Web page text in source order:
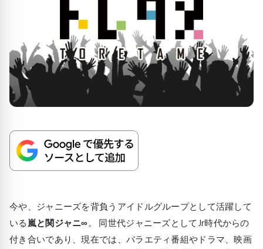
今や、ジャニーズを背負うアイドルグループとして活躍して
いる 嵐と関ジャニ∞。 同世代ジャニーズとしてJr時代からの
付き合いであり、現在では、バラエティ番組やドラマ、映画